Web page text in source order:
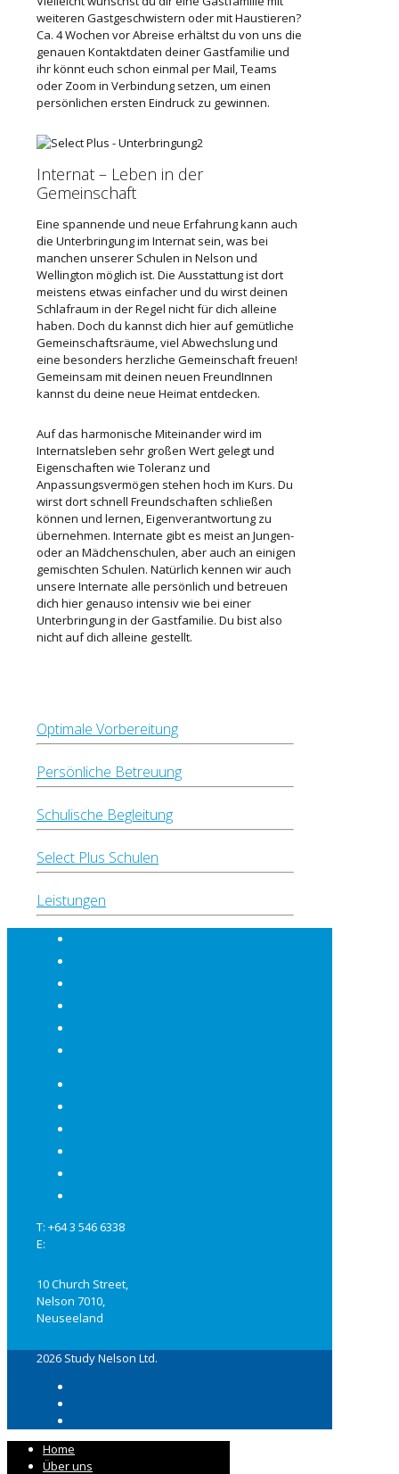
weiteren Gastgeschwistern oder mit Haustieren?
Ca. 4 Wochen vor Abreise erhältst du von uns die
genauen Kontaktdaten deiner Gastfamilie und
ihr könnt euch schon einmal per Mail,Teams
oder Zoom in Verbindung setzen, um einen
persönlichen ersten Eindruck zu gewinnen.
Internat – Leben in der
Gemeinschaft
Eine spannende und neue Erfahrung kann auch
die Unterbringung im Internat sein, was bei
manchen unserer Schulen in Nelson und
Wellington möglich ist. Die Ausstattung ist dort
meistens etwas einfacher und du wirst deinen
Schlafraum in der Regel nicht für dich alleine
haben. Doch du kannst dich hier auf gemütliche
Gemeinschaftsräume, viel Abwechslung und
eine besonders herzliche Gemeinschaft freuen!
Gemeinsam mit deinen neuen FreundInnen
kannst du deine neue Heimat entdecken.
Auf das harmonische Miteinander wird im
Internatsleben sehr großen Wert gelegt und
Eigenschaften wie Toleranz und
Anpassungsvermögen stehen hoch im Kurs. Du
wirst dort schnell Freundschaften schließen
können und lernen, Eigenverantwortung zu
übernehmen. Internate gibt es meist an Jungen-
oder an Mädchenschulen, aber auch an einigen
gemischten Schulen. Natürlich kennen wir auch
unsere Internate alle persönlich und betreuen
dich hier genauso intensiv wie bei einer
Unterbringung in der Gastfamilie. Du bist also
nicht auf dich alleine gestellt.
Optimale Vorbereitung
Persönliche Betreuung
Schulische Begleitung
Select Plus Schulen
Leistungen
T: +64 3 546 6338
E:
10 Church Street,
Nelson 7010,
Neuseeland
2026 Study Nelson Ltd.
Home
Über uns